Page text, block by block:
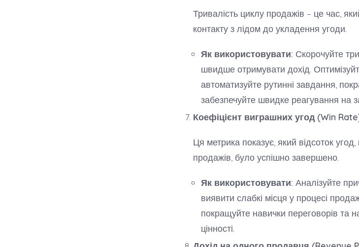
Тривалість циклу продажів – це час,
контакту з лідом до укладення угоди.
Як використовувати: Скорочуйте
швидше отримувати дохід.
автоматизуйте рутинні завдання,
забезпечуйте швидке реагування на
Коефіцієнт виграшних угод (Win
Ця метрика показує, який відсоток
продажів, було успішно завершено.
Як використовувати: Аналізуйте
виявити слабкі місця у процесі
покращуйте навички переговорів та
цінності.